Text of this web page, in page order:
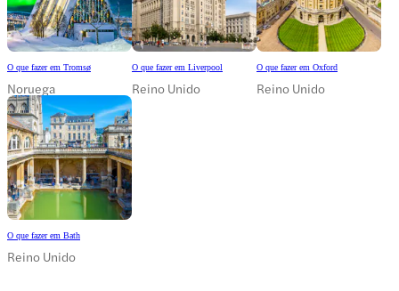
O que fazer em Tromsø
Noruega
O que fazer em Liverpool
Reino Unido
O que fazer em Oxford
Reino Unido
O que fazer em Bath
Reino Unido